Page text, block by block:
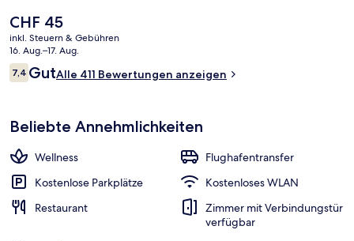
Der
aktuelle
Preis
beträgt
CHF 45.
CHF 45
inkl. Steuern & Gebühren
16. Aug.–17. Aug.
Bewertungen
7,47,4 von 10.
GutAlle 411 Bewertungen anzeigen
Beliebte Annehmlichkeiten
Wellness
Flughafentransfer
Kostenlose Parkplätze
Kostenloses WLAN
Restaurant
Zimmer mit Verbindungstür
verfügbar